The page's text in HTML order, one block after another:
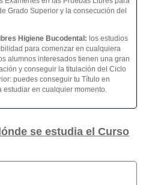
Grado Superior y la consecución del
Higiene Bucodental : los estudios
para comenzar en cualquiera
alumnos interesados tienen una gran
y conseguir la titulación del Ciclo
puedes conseguir tu Título en
estudiar en cualquier momento.
se estudia el Curso